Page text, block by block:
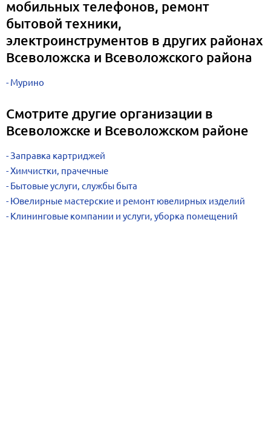
мобильных телефонов, ремонт
бытовой техники,
электроинструментов в других районах
Всеволожска и Всеволожского района
Мурино
Смотрите другие организации в
Всеволожске и Всеволожском районе
Заправка картриджей
Химчистки, прачечные
Бытовые услуги, службы быта
Ювелирные мастерские и ремонт ювелирных изделий
Клининговые компании и услуги, уборка помещений